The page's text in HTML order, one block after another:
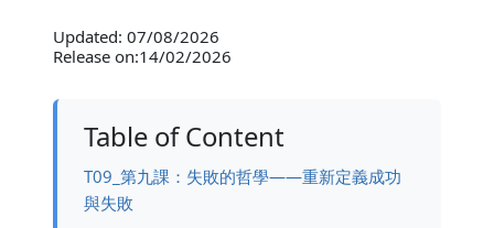
Updated: 07/08/2026
Release on:14/02/2026
Table of Content
T09_第九課：失敗的哲學——重新定義成功
與失敗